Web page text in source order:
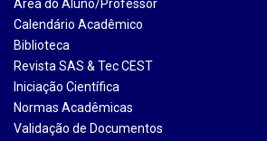
Área do Aluno/Professor
Calendário Acadêmico
Biblioteca
Revista SAS & Tec CEST
Iniciação Científica
Normas Acadêmicas
Validação de Documentos